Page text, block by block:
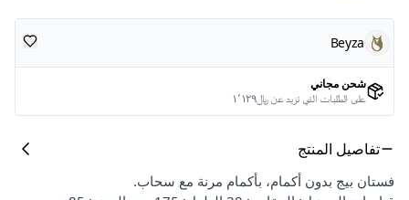
Beyza
شحن مجاني
على الطلبات التي تزيد عن ﷼١٬١٢٩
تفاصيل المنتج
فستان بيج بدون أكمام، بأكمام مرنة مع سحاب.